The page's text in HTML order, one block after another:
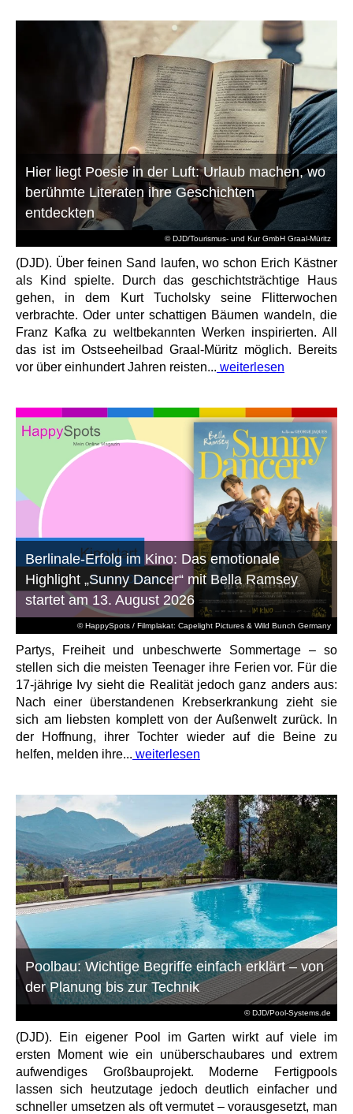
© DJD/Tourismus- und Kur GmbH Graal-Müritz
Hier liegt Poesie in der Luft: Urlaub machen, wo
berühmte Literaten ihre Geschichten
entdeckten
(DJD). Über feinen Sand laufen, wo schon Erich Kästner
als Kind spielte. Durch das geschichtsträchtige Haus
gehen, in dem Kurt Tucholsky seine Flitterwochen
verbrachte. Oder unter schattigen Bäumen wandeln, die
Franz Kafka zu weltbekannten Werken inspirierten. All
das ist im Ostseeheilbad Graal-Müritz möglich. Bereits
vor über einhundert Jahren reisten... weiterlesen
© HappySpots / Filmplakat: Capelight Pictures & Wild Bunch Germany
Berlinale-Erfolg im Kino: Das emotionale
Highlight „Sunny Dancer“ mit Bella Ramsey
startet am 13. August 2026
Partys, Freiheit und unbeschwerte Sommertage – so
stellen sich die meisten Teenager ihre Ferien vor. Für die
17-jährige Ivy sieht die Realität jedoch ganz anders aus:
Nach einer überstandenen Krebserkrankung zieht sie
sich am liebsten komplett von der Außenwelt zurück. In
der Hoffnung, ihrer Tochter wieder auf die Beine zu
helfen, melden ihre... weiterlesen
© DJD/Pool-Systems.de
Poolbau: Wichtige Begriffe einfach erklärt – von
der Planung bis zur Technik
(DJD). Ein eigener Pool im Garten wirkt auf viele im
ersten Moment wie ein unüberschaubares und extrem
aufwendiges Großbauprojekt. Moderne Fertigpools
lassen sich heutzutage jedoch deutlich einfacher und
schneller umsetzen als oft vermutet – vorausgesetzt, man